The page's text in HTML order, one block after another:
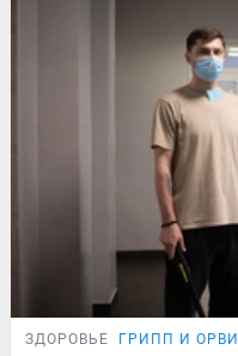
ЗДОРОВЬЕ ГРИПП И ОРВИ